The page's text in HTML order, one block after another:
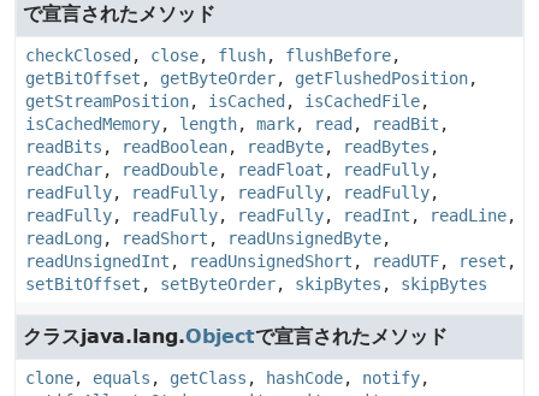
で宣言されたメソッド
checkClosed , close, flush, flushBefore,
getBitOffset , getByteOrder, getFlushedPosition,
getStreamPosition, isCached , isCachedFile,
isCachedMemory, length, mark, read , readBit ,
readBits , readBoolean, readByte, readBytes ,
readChar, readDouble, readFloat , readFully,
readFully, readFully, readFully, readFully,
readFully, readFully, readFully, readInt , readLine,
readLong, readShort , readUnsignedByte,
readUnsignedInt , readUnsignedShort , readUTF, reset ,
setBitOffset , setByteOrder, skipBytes , skipBytes
クラスjava.lang.Objectで宣言されたメソッド
clone, equals , getClass , hashCode, notify,